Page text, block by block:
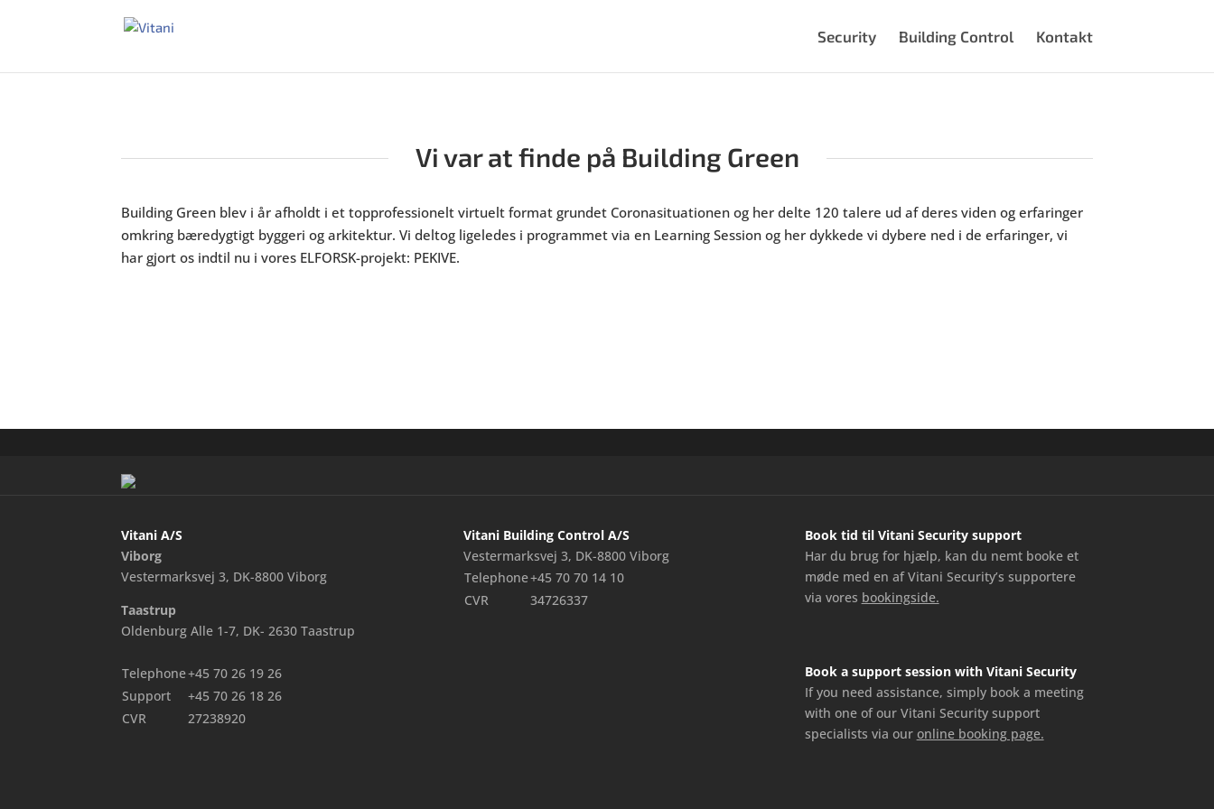
Security Building Control Kontakt
Vi var at finde på Building Green
Building Green blev i år afholdt i et topprofessionelt virtuelt format grundet Coronasituationen og her delte 120 talere ud af deres viden og erfaringer
omkring bæredygtigt byggeri og arkitektur. Vi deltog ligeledes i programmet via en Learning Session og her dykkede vi dybere ned i de erfaringer, vi
har gjort os indtil nu i vores ELFORSK-projekt: PEKIVE.
Vitani A/S
Viborg
Vestermarksvej 3, DK-8800 Viborg
Taastrup
Oldenburg Alle 1-7, DK- 2630 Taastrup
Telephone+45 70 26 19 26
Support
+45 70 26 18 26
CVR
27238920
Vitani Building Control A/S
Vestermarksvej 3, DK-8800 Viborg
Telephone+45 70 70 14 10
CVR
34726337
Book tid til Vitani Security support
Har du brug for hjælp, kan du nemt booke et
møde med en af Vitani Security’s supportere
via vores bookingside.
Book a support session with Vitani Security
If you need assistance, simply book a meeting
with one of our Vitani Security support
specialists via our online booking page.